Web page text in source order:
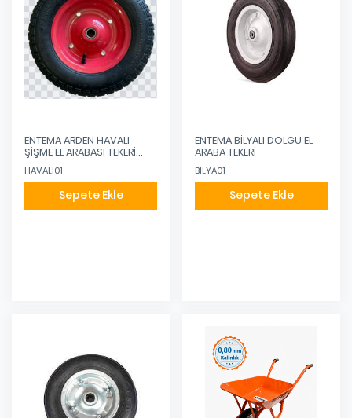
ENTEMA ARDEN HAVALI
ŞİŞME EL ARABASI TEKERİ
HAVALI01
Sepete Ekle
ENTEMA BİLYALI DOLGU EL
ARABA TEKERİ
BİLYA01
Sepete Ekle